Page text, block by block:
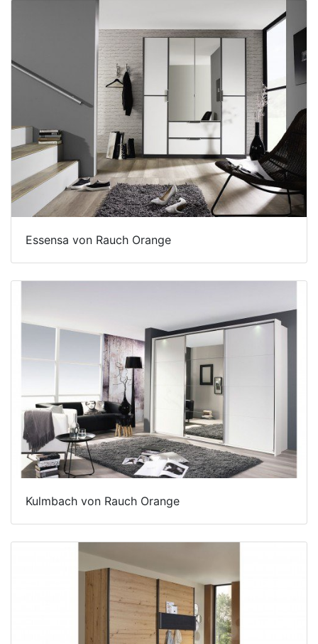
Essensa von Rauch Orange
Kulmbach von Rauch Orange